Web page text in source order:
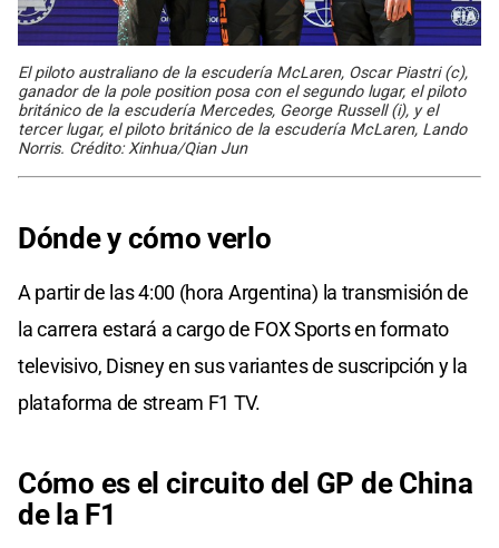
El piloto australiano de la escudería McLaren, Oscar Piastri (c),
ganador de la pole position posa con el segundo lugar, el piloto
británico de la escudería Mercedes, George Russell (i), y el
tercer lugar, el piloto británico de la escudería McLaren, Lando
Norris. Crédito: Xinhua/Qian Jun
Dónde y cómo verlo
A partir de las 4:00 (hora Argentina) la transmisión de
la carrera estará a cargo de FOX Sports en formato
televisivo, Disney en sus variantes de suscripción y la
plataforma de stream F1 TV.
Cómo es el circuito del GP de China
de la F1